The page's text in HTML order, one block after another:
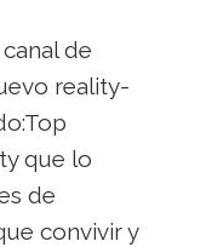
de
reality-
que lo
de
convivir y